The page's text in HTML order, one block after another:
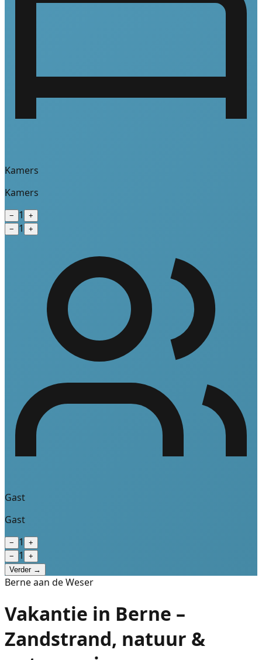
Kamers
Kamers
− 1
+
−
1 +
Gast
Gast
− 1
+
−
1
+
Verder →
Berne aan de Weser
Vakantie in Berne –
Zandstrand, natuur &